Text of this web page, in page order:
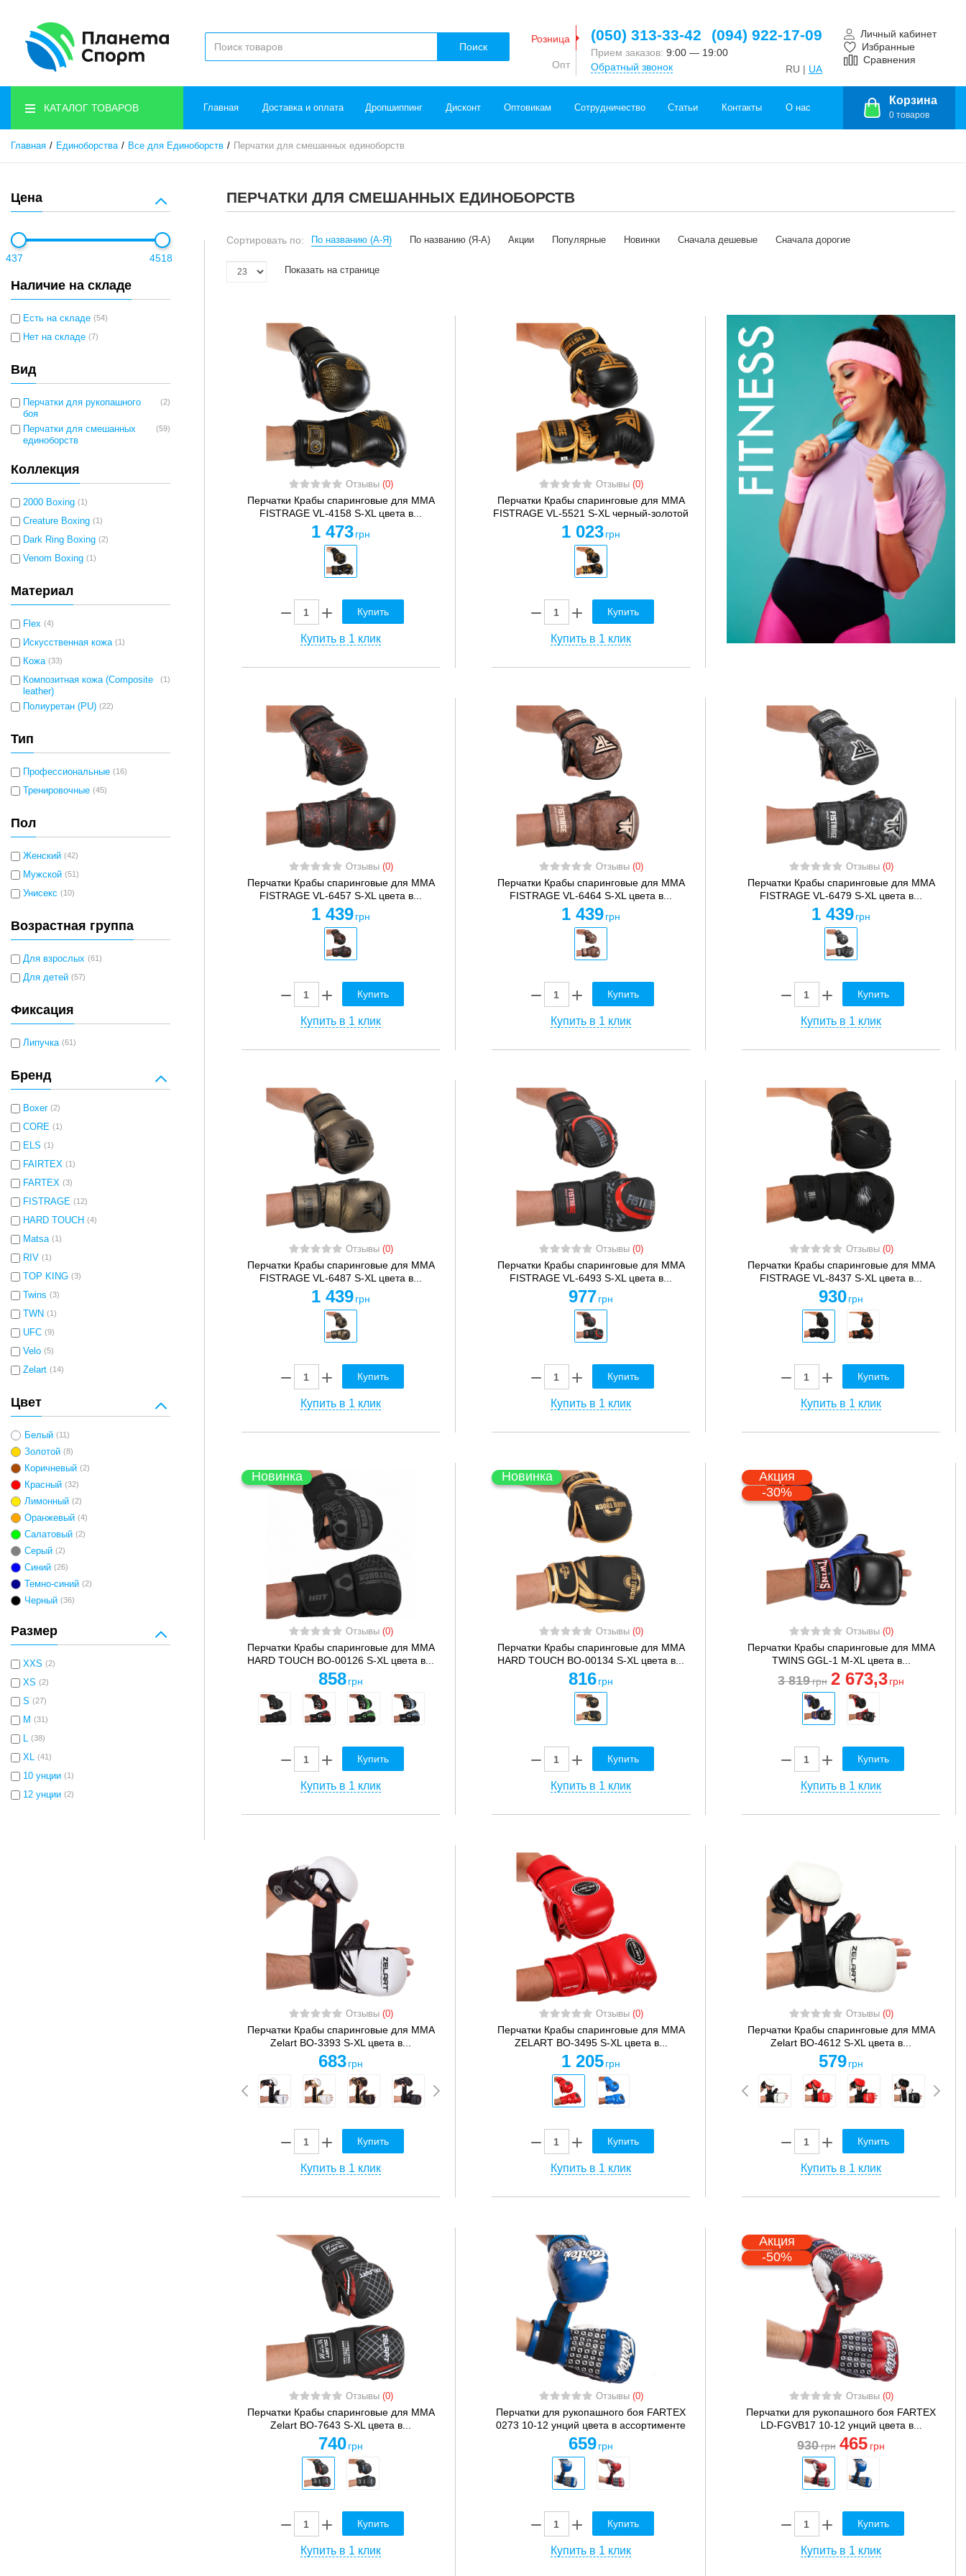
Поиск
Розница
Опт
(050) 313-33-42 (094) 922-17-09
Прием заказов: 9:00 — 19:00
Обратный звонок
RU | UA
Личный кабинет
Избранные
Сравнения
КАТАЛОГ ТОВАРОВ Главная Доставка и оплата Дропшиппинг Дисконт Оптовикам Сотрудничество Статьи Контакты О нас
Корзина
0 товаров
Главная Единоборства Все для Единоборств Перчатки для смешанных единоборств
Цена
437 4518
Наличие на складе
Есть на складе (54)
Нет на складе (7)
Вид
Перчатки для рукопашного
боя
(2)
Перчатки для смешанных
единоборств
(59)
Коллекция
2000 Boxing (1)
Creature Boxing (1)
Dark Ring Boxing (2)
Venom Boxing (1)
Материал
Flex (4)
Искусственная кожа (1)
Кожа (33)
Композитная кожа (Composite
leather)
(1)
Полиуретан (PU) (22)
Тип
Профессиональные (16)
Тренировочные (45)
Пол
Женский (42)
Мужской (51)
Унисекс (10)
Возрастная группа
Для взрослых (61)
Для детей (57)
Фиксация
Липучка (61)
Бренд
Boxer (2)
CORE (1)
ELS (1)
FAIRTEX (1)
FARTEX (3)
FISTRAGE (12)
HARD TOUCH (4)
Matsa (1)
RIV (1)
TOP KING (3)
Twins (3)
TWN (1)
UFC (9)
Velo (5)
Zelart (14)
Цвет
Белый (11)
Золотой (8)
Коричневый (2)
Красный (32)
Лимонный (2)
Оранжевый (4)
Салатовый (2)
Серый (2)
Синий (26)
Темно-синий (2)
Черный (36)
Размер
XXS (2)
XS (2)
S (27)
M (31)
L (38)
XL (41)
10 унции (1)
12 унции (2)
ПЕРЧАТКИ ДЛЯ СМЕШАННЫХ ЕДИНОБОРСТВ
Сортировать по: По названию (А-Я) По названию (Я-А) Акции Популярные Новинки Сначала дешевые Сначала дорогие
Показать на странице
Отзывы (0)
Перчатки Крабы спаринговые для MMA
FISTRAGE VL-4158 S-XL цвета в...
1 473 грн
Купить
Купить в 1 клик
Отзывы (0)
Перчатки Крабы спаринговые для MMA
FISTRAGE VL-5521 S-XL черный-золотой
1 023 грн
Купить
Купить в 1 клик
Отзывы (0)
Перчатки Крабы спаринговые для MMA
FISTRAGE VL-6457 S-XL цвета в...
1 439 грн
Купить
Купить в 1 клик
Отзывы (0)
Перчатки Крабы спаринговые для MMA
FISTRAGE VL-6464 S-XL цвета в...
1 439 грн
Купить
Купить в 1 клик
Отзывы (0)
Перчатки Крабы спаринговые для MMA
FISTRAGE VL-6479 S-XL цвета в...
1 439 грн
Купить
Купить в 1 клик
Отзывы (0)
Перчатки Крабы спаринговые для MMA
FISTRAGE VL-6487 S-XL цвета в...
1 439 грн
Купить
Купить в 1 клик
Отзывы (0)
Перчатки Крабы спаринговые для MMA
FISTRAGE VL-6493 S-XL цвета в...
977 грн
Купить
Купить в 1 клик
Отзывы (0)
Перчатки Крабы спаринговые для MMA
FISTRAGE VL-8437 S-XL цвета в...
930 грн
Купить
Купить в 1 клик
Новинка
Отзывы (0)
Перчатки Крабы спаринговые для MMA
HARD TOUCH BO-00126 S-XL цвета в...
858 грн
Купить
Купить в 1 клик
Новинка
Отзывы (0)
Перчатки Крабы спаринговые для MMA
HARD TOUCH BO-00134 S-XL цвета в...
816 грн
Купить
Купить в 1 клик
Акция
-30%
Отзывы (0)
Перчатки Крабы спаринговые для MMA
TWINS GGL-1 M-XL цвета в...
3 819грн 2 673,3 грн
Купить
Купить в 1 клик
Отзывы (0)
Перчатки Крабы спаринговые для MMA
Zelart BO-3393 S-XL цвета в...
683 грн
Купить
Купить в 1 клик
Отзывы (0)
Перчатки Крабы спаринговые для MMA
ZELART BO-3495 S-XL цвета в...
1 205 грн
Купить
Купить в 1 клик
Отзывы (0)
Перчатки Крабы спаринговые для MMA
Zelart BO-4612 S-XL цвета в...
579 грн
Купить
Купить в 1 клик
Отзывы (0)
Перчатки Крабы спаринговые для MMA
Zelart BO-7643 S-XL цвета в...
740 грн
Купить
Купить в 1 клик
Отзывы (0)
Перчатки для рукопашного боя FARTEX
0273 10-12 унций цвета в ассортименте
659 грн
Купить
Купить в 1 клик
Акция
-50%
Отзывы (0)
Перчатки для рукопашного боя FARTEX
LD-FGVB17 10-12 унций цвета в...
930грн 465 грн
Купить
Купить в 1 клик